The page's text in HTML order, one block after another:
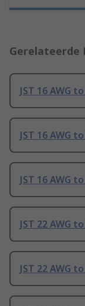
Gerelateerde
JST 16 AWG
JST 16 AWG
JST 16 AWG
JST 22 AWG
JST 22 AWG